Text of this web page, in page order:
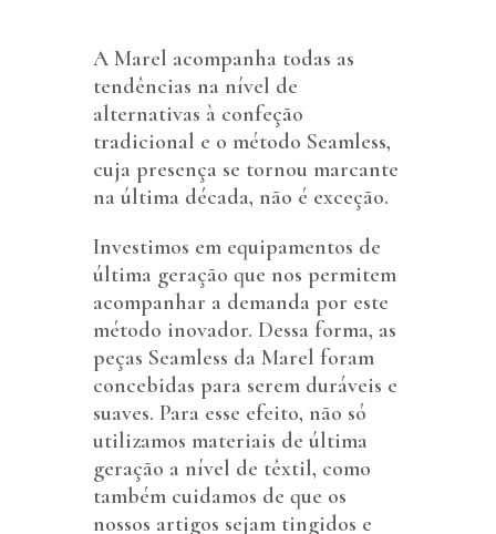
PT
EN
A Marel acompanha todas as
tendências na nível de
alternativas à confeção
tradicional e o método Seamless,
cuja presença se tornou marcante
na última década, não é exceção.
Investimos em equipamentos de
última geração que nos permitem
acompanhar a demanda por este
método inovador. Dessa forma, as
peças Seamless da Marel foram
concebidas para serem duráveis e
suaves. Para esse efeito, não só
utilizamos materiais de última
geração a nível de têxtil, como
também cuidamos de que os
nossos artigos sejam tingidos e